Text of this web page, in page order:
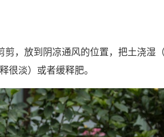
，放到阴凉通风的位置，把土浇湿
淡）或者缓释肥。